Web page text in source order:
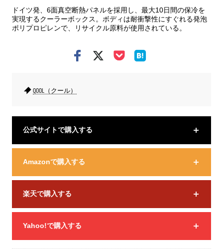
ドイツ発、6面真空断熱パネルを採用し、最大10日間の保冷を
実現するクーラーボックス。ボディは耐衝撃性にすぐれる発泡
ポリプロピレンで、リサイクル原料が使用されている。
QOOL（クール）
公式サイトで購入する
Amazonで購入する
楽天で購入する
Yahoo!で購入する